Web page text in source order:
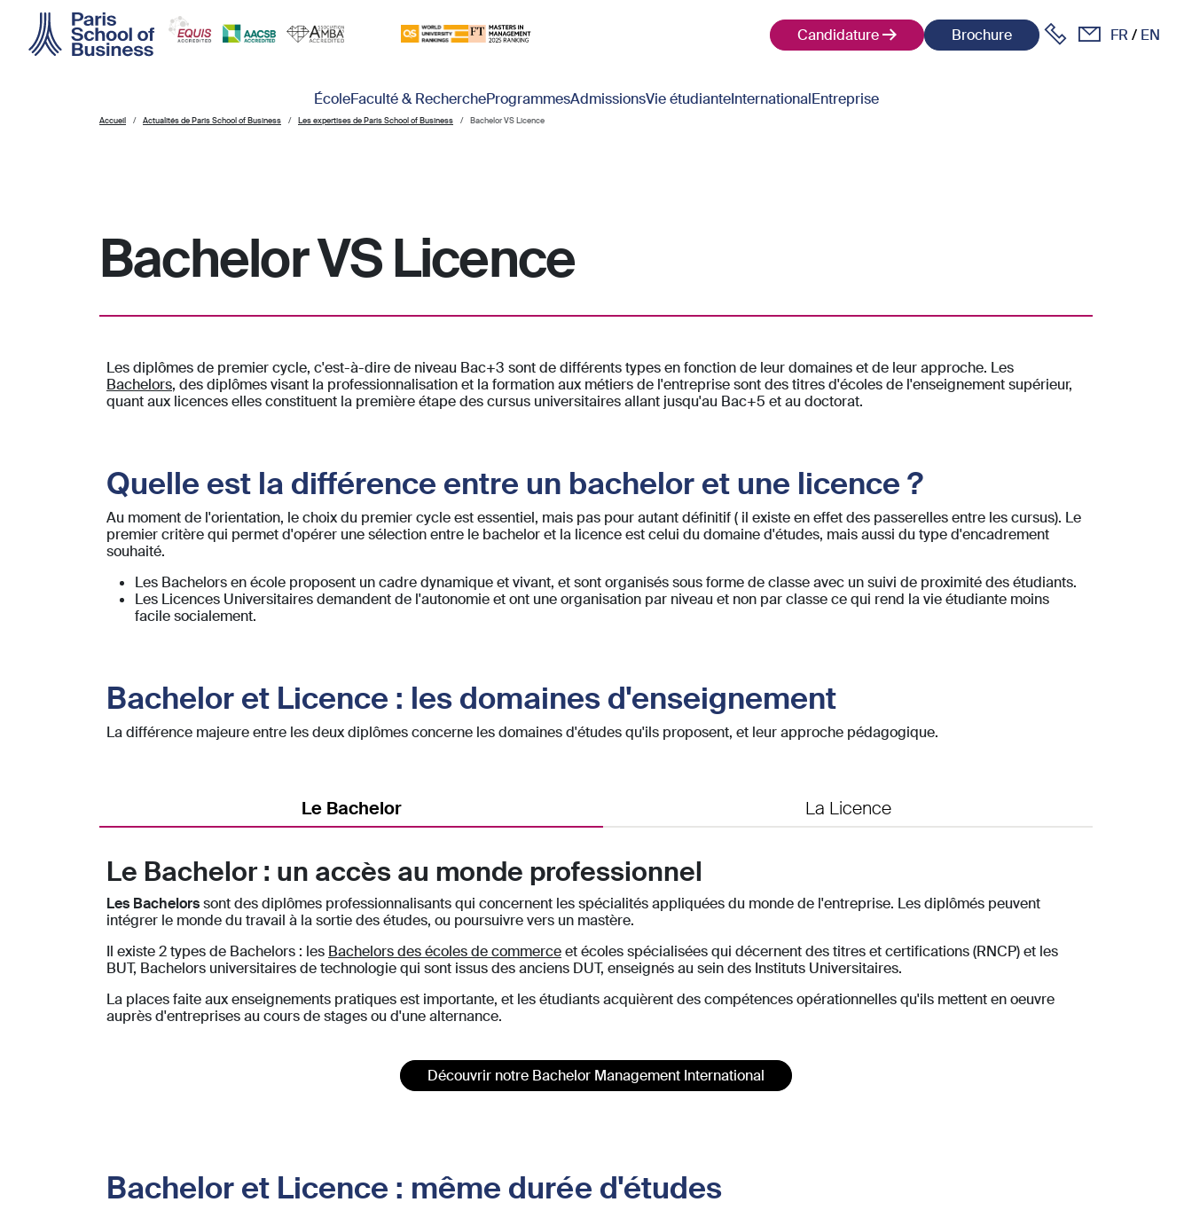
Candidature
Brochure FR EN
ÉcoleFaculté & RechercheProgrammesAdmissionsVie étudianteInternationalEntreprise
Accueil Actualités de Paris School of Business Les expertises de Paris School of Business Bachelor VS Licence
Bachelor VS Licence
Les diplômes de premier cycle, c'est-à-dire de niveau Bac+3 sont de différents types en fonction de leur domaines et de leur approche. Les
Bachelors, des diplômes visant la professionnalisation et la formation aux métiers de l'entreprise sont des titres d'écoles de l'enseignement supérieur,
quant aux licences elles constituent la première étape des cursus universitaires allant jusqu'au Bac+5 et au doctorat.
Quelle est la différence entre un bachelor et une licence ?
Au moment de l'orientation, le choix du premier cycle est essentiel, mais pas pour autant définitif ( il existe en effet des passerelles entre les cursus). Le
premier critère qui permet d'opérer une sélection entre le bachelor et la licence est celui du domaine d'études, mais aussi du type d'encadrement
souhaité.
Les Bachelors en école proposent un cadre dynamique et vivant, et sont organisés sous forme de classe avec un suivi de proximité des étudiants.
Les Licences Universitaires demandent de l'autonomie et ont une organisation par niveau et non par classe ce qui rend la vie étudiante moins
facile socialement.
Bachelor et Licence : les domaines d'enseignement
La différence majeure entre les deux diplômes concerne les domaines d'études qu'ils proposent, et leur approche pédagogique.
Le Bachelor La Licence
Le Bachelor : un accès au monde professionnel
Les Bachelorssont des diplômes professionnalisants qui concernent les spécialités appliquées du monde de l'entreprise. Les diplômés peuvent
intégrer le monde du travail à la sortie des études, ou poursuivre vers un mastère.
Il existe 2 types de Bachelors : les Bachelors des écoles de commerceet écoles spécialisées qui décernent des titres et certifications (RNCP) et les
BUT, Bachelors universitaires de technologie qui sont issus des anciens DUT, enseignés au sein des Instituts Universitaires.
La places faite aux enseignements pratiques est importante, et les étudiants acquièrent des compétences opérationnelles qu'ils mettent en oeuvre
auprès d'entreprises au cours de stages ou d'une alternance.
Découvrir notre Bachelor Management International
Bachelor et Licence : même durée d'études